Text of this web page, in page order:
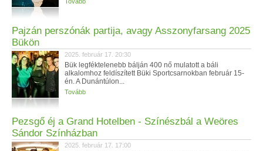
Pajzán perszónák partija, avagy Asszonyfarsang 2025
Bükön
2025. február 17. 20:30
Bük legféktelenebb bálján 400 nő mulatott a báli
alkalomhoz feldíszített Büki Sportcsarnokban február 15-
én. A Dunántúlon...
Tovább
Pezsgő éj a Grand Hotelben - Színészbál a Weöres
Sándor Színházban
2025. február 17. 17:00